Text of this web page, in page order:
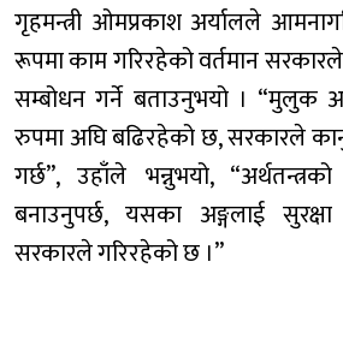
गृहमन्त्री ओमप्रकाश अर्यालले
रूपमा काम गरिरहेको वर्तमान सरकारले
सम्बोधन गर्ने बताउनुभयो । “मुलुक
रुपमा अघि बढिरहेको छ, सरकारले
गर्छ”, उहाँले भन्नुभयो,
बनाउनुपर्छ, यसका अङ्गलाई
सरकारले गरिरहेको छ ।”